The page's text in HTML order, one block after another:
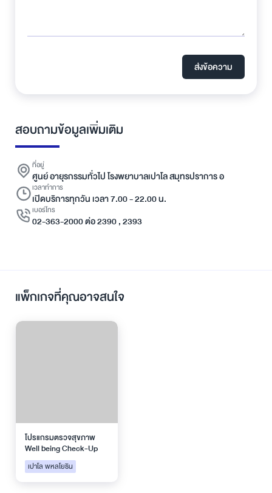
ส่งข้อความ
สอบถามข้อมูลเพิ่มเติม
ที่อยู่
ศูนย์ อายุรกรรมทั่วไป โรงพยาบาลเปาโล สมุทรปราการ อ
เวลาทำการ
เปิดบริการทุกวัน เวลา 7.00 - 22.00 น.
เบอร์โทร
02-363-2000 ต่อ 2390 , 2393
แพ็กเกจที่คุณอาจสนใจ
โปรแกรมตรวจสุขภาพ
Well being Check-Up
เปาโล พหลโยธิน